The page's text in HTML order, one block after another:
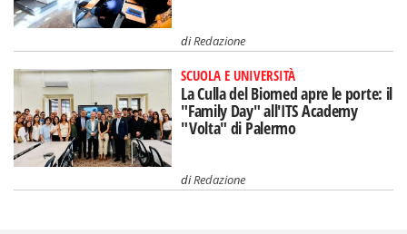
diRedazione
SCUOLA E UNIVERSITÀ
La Culla del Biomed apre le porte: il
"Family Day" all'ITS Academy
"Volta" di Palermo
diRedazione